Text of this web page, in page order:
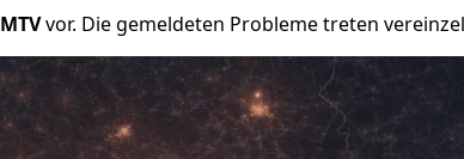
MTVvor. Die gemeldeten Probleme treten